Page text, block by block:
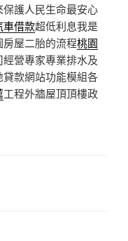
保護人民生命最安心
車借款超低利息我是
屋二胎的流程桃園
營專家專業排水及
款網站功能模組各
工程外牆屋頂頂樓政